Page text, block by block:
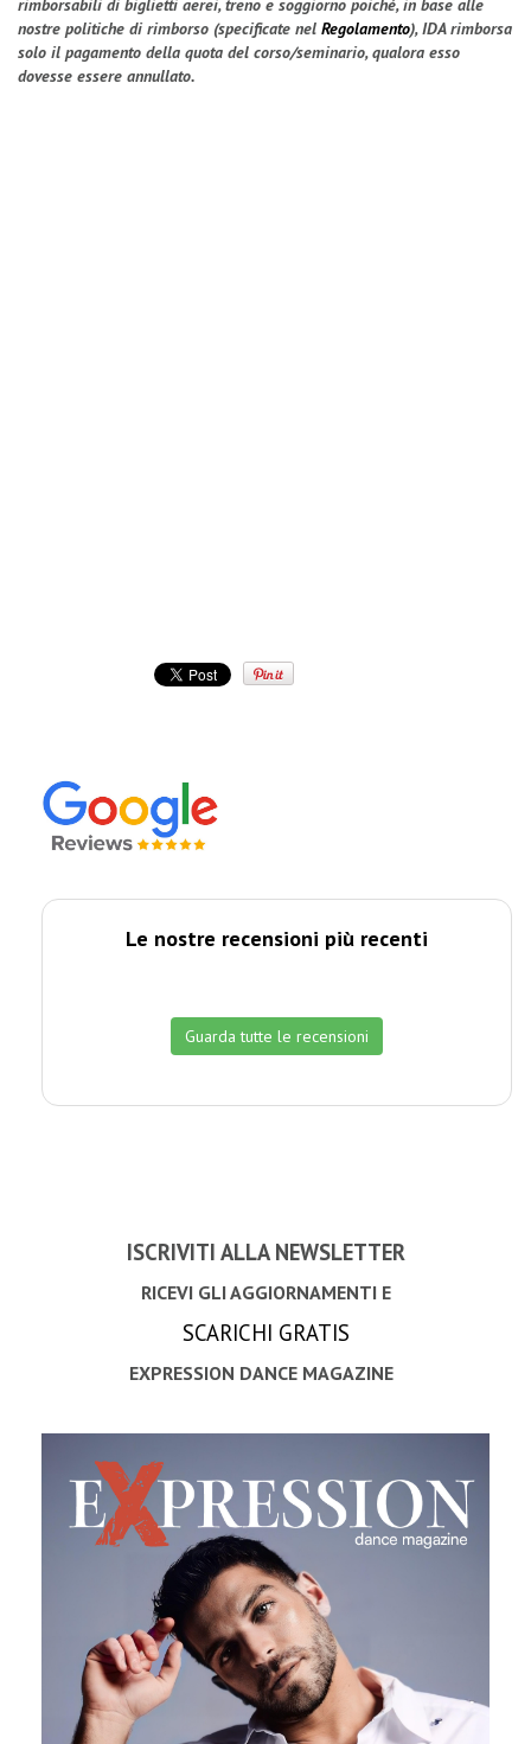
rimborsabili di biglietti aerei, treno e soggiorno poiché, in base alle
nostre politiche di rimborso (specificate nel Regolamento), IDA rimborsa
solo il pagamento della quota del corso/seminario, qualora esso
dovesse essere annullato.
Le nostre recensioni più recenti
Guarda tutte le recensioni
ISCRIVITI ALLA NEWSLETTER
RICEVI GLI AGGIORNAMENTI E
SCARICHI GRATIS
EXPRESSION DANCE MAGAZINE